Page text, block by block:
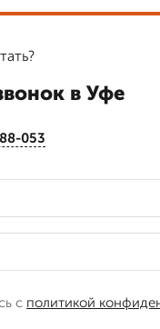
в Уфе
053
с политикой